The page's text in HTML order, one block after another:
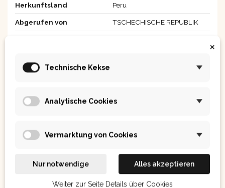
Herkunftsland Peru
Abgerufen von TSCHECHISCHE REPUBLIK
Ostatním se také líbilo:
×
Technische Kekse
Analytische Cookies
Vermarktung von Cookies
Nur notwendige Alles akzeptieren
Weiter zur Seite Details über Cookies